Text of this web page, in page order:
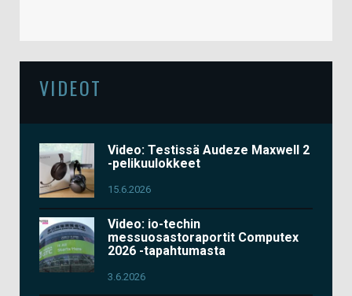
VIDEOT
Video: Testissä Audeze Maxwell 2
-pelikuulokkeet
15.6.2026
Video: io-techin
messuosastoraportit Computex
2026 -tapahtumasta
3.6.2026